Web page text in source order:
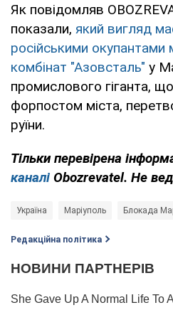
Як повідомляв
показали, який вигляд
російськими окупантами
комбінат "Азовсталь" у
промислового гіганта,
форпостом міста,
руїни.
Тільки перевірена
каналі Obozrevatel. Не
Україна Маріуполь Блокада
Редакційна політика